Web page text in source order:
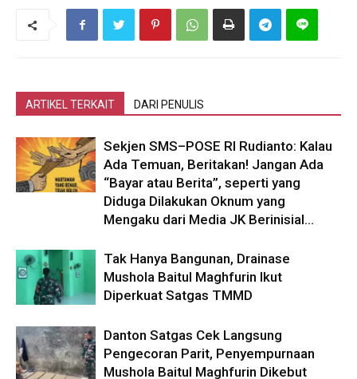
ARTIKEL TERKAIT DARI PENULIS
Sekjen SMS–POSE RI Rudianto: Kalau
Ada Temuan, Beritakan! Jangan Ada
“Bayar atau Berita”, seperti yang
Diduga Dilakukan Oknum yang
Mengaku dari Media JK Berinisial...
Tak Hanya Bangunan, Drainase
Mushola Baitul Maghfurin Ikut
Diperkuat Satgas TMMD
Danton Satgas Cek Langsung
Pengecoran Parit, Penyempurnaan
Mushola Baitul Maghfurin Dikebut